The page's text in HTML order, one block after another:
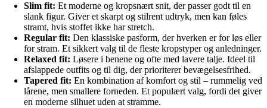
Slim fit: Et moderne og kropsnært snit, der passer godt til en
slank figur. Giver et skarpt og stilrent udtryk, men kan føles
stramt, hvis stoffet ikke har stretch.
Regular fit: Den klassiske pasform, der hverken er for løs eller
for stram. Et sikkert valg til de fleste kropstyper og anledninger.
Relaxed fit: Løsere i benene og ofte med lavere talje. Ideel til
afslappede outfits og til dig, der prioriterer bevægelsesfrihed.
Tapered fit: En kombination af komfort og stil – rummelig ved
lårene, men smallere forneden. Et populært valg, fordi det giver
en moderne silhuet uden at stramme.